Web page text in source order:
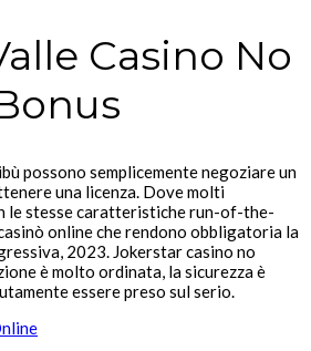
Casino No
possono semplicemente negoziare un
una licenza. Dove molti
le stesse caratteristiche run-of-the-
online che rendono obbligatoria la
2023. Jokerstar casino no
è molto ordinata, la sicurezza è
essere preso sul serio.